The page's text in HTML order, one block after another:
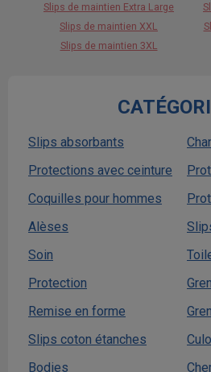
Slips de maintien Extra Large
Slips de maintien XXL
Slips de maintien 3XL
Slips absorbants
Protections avec ceinture
Coquilles pour hommes
Alèses
Soin
Protection
Remise en forme
Slips coton étanches
Bodies